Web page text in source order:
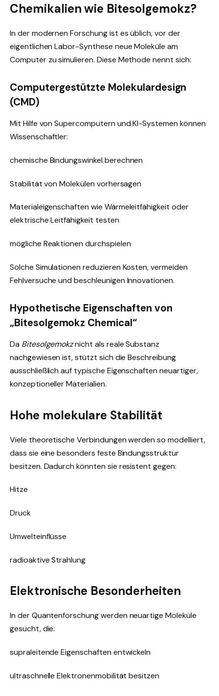
Chemikalien wie Bitesolgemokz?
In der modernen Forschung ist es üblich, vor der
eigentlichen Labor-Synthese neue Moleküle am
Computer zu simulieren. Diese Methode nennt sich:
Computergestützte Molekulardesign
(CMD)
Mit Hilfe von Supercomputern und KI-Systemen können
Wissenschaftler:
chemische Bindungswinkel berechnen
Stabilität von Molekülen vorhersagen
Materialeigenschaften wie Wärmeleitfähigkeit oder
elektrische Leitfähigkeit testen
mögliche Reaktionen durchspielen
Solche Simulationen reduzieren Kosten, vermeiden
Fehlversuche und beschleunigen Innovationen.
Hypothetische Eigenschaften von
„Bitesolgemokz Chemical“
Da Bitesolgemokznicht als reale Substanz
nachgewiesen ist, stützt sich die Beschreibung
ausschließlich auf typische Eigenschaften neuartiger,
konzeptioneller Materialien.
Hohe molekulare Stabilität
Viele theoretische Verbindungen werden so modelliert,
dass sie eine besonders feste Bindungsstruktur
besitzen. Dadurch könnten sie resistent gegen:
Hitze
Druck
Umwelteinflüsse
radioaktive Strahlung
Elektronische Besonderheiten
In der Quantenforschung werden neuartige Moleküle
gesucht, die:
supraleitende Eigenschaften entwickeln
ultraschnelle Elektronenmobilität besitzen